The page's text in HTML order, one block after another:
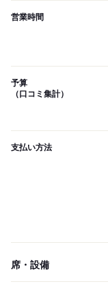
営業時間
予算
（口コミ集計）
支払い方法
席・設備